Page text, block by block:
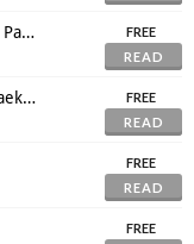
(เนื้อเพลง+แปลเพลง) You Remember - Paul Kim (The Glory OST)
FREE
READ
(เนื้อเพลง+แปลเพลง) Stay With Me - Baek A (Missing: The Other Side 2 OST)
FREE
READ
FREE
READ
FREE